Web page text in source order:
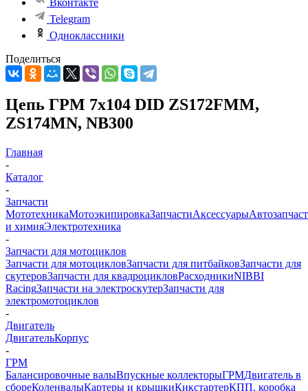
Вконтакте
Telegram
Одноклассники
Поделиться
Цепь ГРМ 7x104 DID ZS172FMM,
ZS174MN, NB300
Главная
-
Каталог
-
Запчасти
МототехникаМотоэкипировкаЗапчастиАксессуары
и химияЭлектротехника
-
Запчасти для мотоциклов
Запчасти для мотоцикловЗапчасти для питбайковЗапчасти для
скутеровЗапчасти для квадроцикловРасходникиNIBBI
RacingЗапчасти на электроскутерЗапчасти для
электромотоциклов
-
Двигатель
ДвигательКорпус
-
ГРМ
Балансировочные валыВпускные коллекторыГРМДвигатель в
сбореКоленвалыКартеры и крышкиКикстартерКПП, коробка